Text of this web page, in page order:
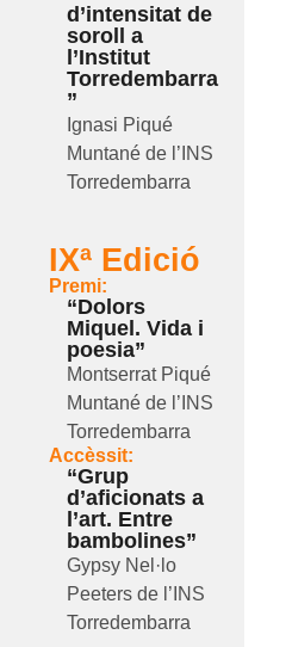
d’intensitat de
soroll a
l’Institut
Torredembarra
”
Ignasi Piqué
Muntané de l’INS
Torredembarra
IXª Edició
Premi:
“Dolors
Miquel. Vida i
poesia”
Montserrat Piqué
Muntané de l’INS
Torredembarra
Accèssit:
“Grup
d’aficionats a
l’art. Entre
bambolines”
Gypsy Nel·lo
Peeters de l’INS
Torredembarra